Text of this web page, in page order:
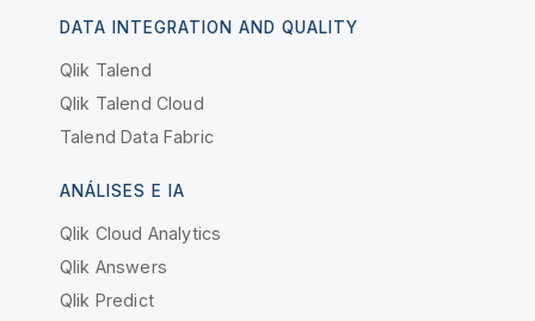
DATA INTEGRATION AND QUALITY
Qlik Talend
Qlik Talend Cloud
Talend Data Fabric
ANÁLISES E IA
Qlik Cloud Analytics
Qlik Answers
Qlik Predict